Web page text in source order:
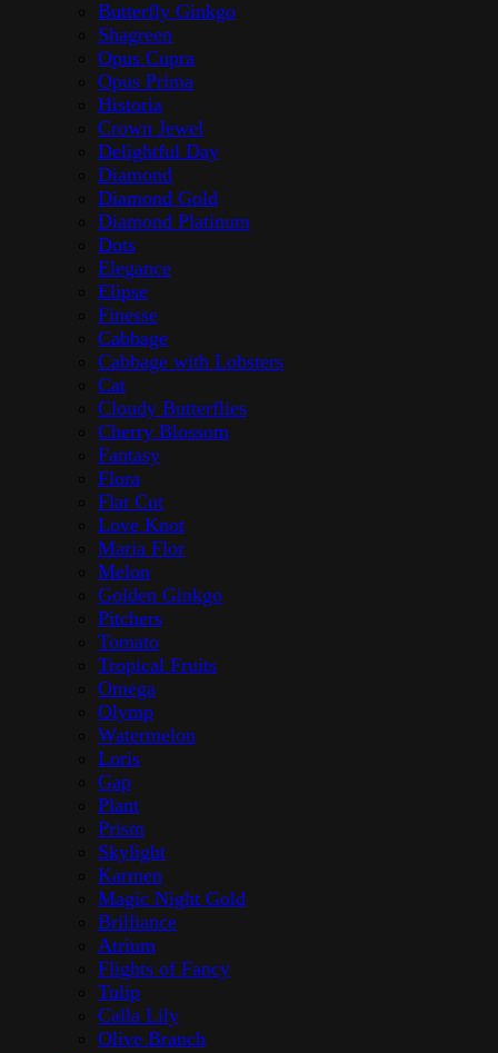
Butterfly Ginkgo
Shagreen
Opus Cupra
Opus Prima
Historia
Crown Jewel
Delightful Day
Diamond
Diamond Gold
Diamond Platinum
Dots
Elegance
Elipse
Finesse
Cabbage
Cabbage with Lobsters
Cat
Cloudy Butterflies
Cherry Blossom
Fantasy
Flora
Flat Cut
Love Knot
Maria Flor
Melon
Golden Ginkgo
Pitchers
Tomato
Tropical Fruits
Omega
Olymp
Watermelon
Loris
Gap
Plant
Prism
Skylight
Karmen
Magic Night Gold
Brilliance
Atrium
Flights of Fancy
Tulip
Calla Lily
Olive Branch